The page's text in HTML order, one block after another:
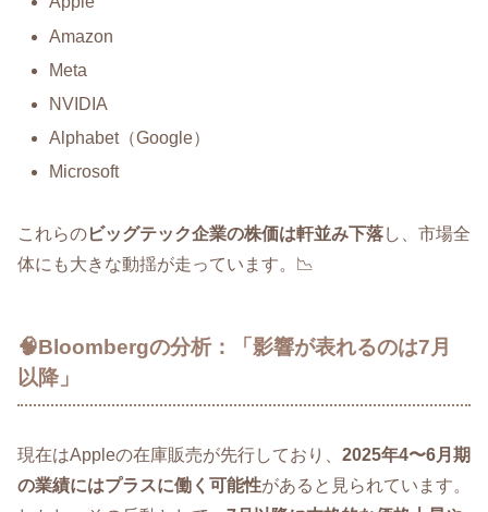
Amazon
Meta
NVIDIA
Alphabet（Google）
Microsoft
これらのビッグテック企業の株価は軒並み下落し、市場全
体にも大きな動揺が走っています。📉
🧠Bloombergの分析：「影響が表れるのは7月
以降」
現在はAppleの在庫販売が先行しており、 2025年4〜6月期
の業績にはプラスに働く可能性があると見られています。